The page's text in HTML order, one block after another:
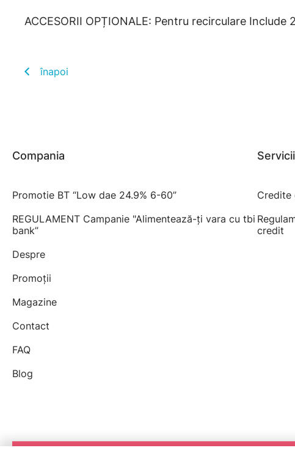
ACCESORII OPȚIONALE: Pentru recirculare
înapoi
Compania
Promotie BT “Low dae 24.9% 6-60”
REGULAMENT Campanie "Alimentează-ți vara cu tbi
bank”
Despre
Promoții
Magazine
Contact
FAQ
Blog
Servicii
Credite
credit